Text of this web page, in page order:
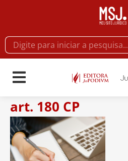
art. 180 CP